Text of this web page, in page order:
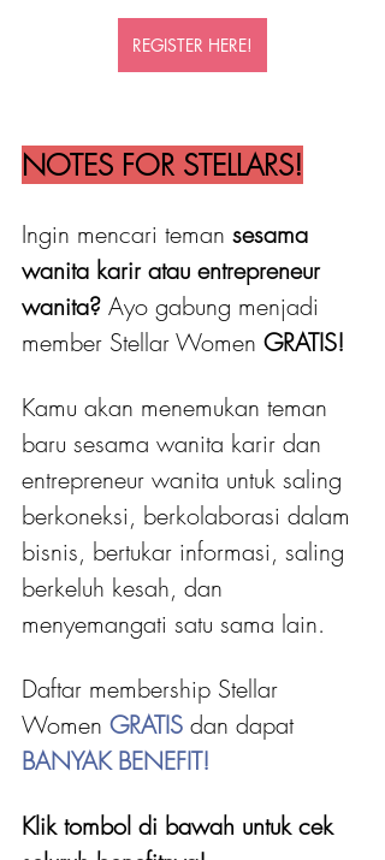
REGISTER HERE!
NOTES FOR STELLARS!
Ingin mencari teman sesama
wanita karir atau entrepreneur
wanita? Ayo gabung menjadi
member Stellar Women GRATIS!
Kamu akan menemukan teman
baru sesama wanita karir dan
entrepreneur wanita untuk saling
berkoneksi, berkolaborasi dalam
bisnis, bertukar informasi, saling
berkeluh kesah, dan
menyemangati satu sama lain.
Daftar membership Stellar
Women GRATIS dan dapat
BANYAK BENEFIT!
Klik tombol di bawah untuk cek